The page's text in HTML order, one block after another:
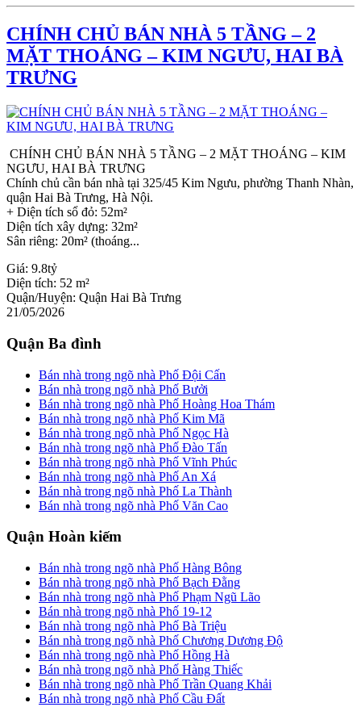
CHÍNH CHỦ BÁN NHÀ 5 TẦNG – 2
MẶT THOÁNG – KIM NGƯU, HAI BÀ
TRƯNG
CHÍNH CHỦ BÁN NHÀ 5 TẦNG – 2 MẶT THOÁNG – KIM
NGƯU, HAI BÀ TRƯNG
Chính chủ cần bán nhà tại 325/45 Kim Ngưu, phường Thanh Nhàn,
quận Hai Bà Trưng, Hà Nội.
+ Diện tích sổ đỏ: 52m²
Diện tích xây dựng: 32m²
Sân riêng: 20m² (thoáng...
Giá: 9.8tỷ
Diện tích: 52 m²
Quận/Huyện: Quận Hai Bà Trưng
21/05/2026
Quận Ba đình
Bán nhà trong ngõ nhà Phố Đội Cấn
Bán nhà trong ngõ nhà Phố Bưởi
Bán nhà trong ngõ nhà Phố Hoàng Hoa Thám
Bán nhà trong ngõ nhà Phố Kim Mã
Bán nhà trong ngõ nhà Phố Ngọc Hà
Bán nhà trong ngõ nhà Phố Đào Tấn
Bán nhà trong ngõ nhà Phố Vĩnh Phúc
Bán nhà trong ngõ nhà Phố An Xá
Bán nhà trong ngõ nhà Phố La Thành
Bán nhà trong ngõ nhà Phố Văn Cao
Quận Hoàn kiếm
Bán nhà trong ngõ nhà Phố Hàng Bông
Bán nhà trong ngõ nhà Phố Bạch Đằng
Bán nhà trong ngõ nhà Phố Phạm Ngũ Lão
Bán nhà trong ngõ nhà Phố 19-12
Bán nhà trong ngõ nhà Phố Bà Triệu
Bán nhà trong ngõ nhà Phố Chương Dương Độ
Bán nhà trong ngõ nhà Phố Hồng Hà
Bán nhà trong ngõ nhà Phố Hàng Thiếc
Bán nhà trong ngõ nhà Phố Trần Quang Khải
Bán nhà trong ngõ nhà Phố Cầu Đất